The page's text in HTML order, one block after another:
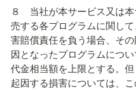
８　当社が本サービス又は
売する各プログラムに関し
害賠償責任を負う場合、そ
因となったプログラムにつ
代金相当額を上限とする。
起因する損害については、こ